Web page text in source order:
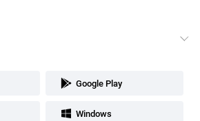
Google Play
Windows